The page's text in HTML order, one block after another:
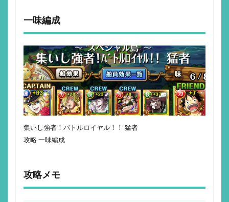
一味編成
集いし強者！バトルロイヤル！！ 猛者
攻略 一味編成
攻略メモ